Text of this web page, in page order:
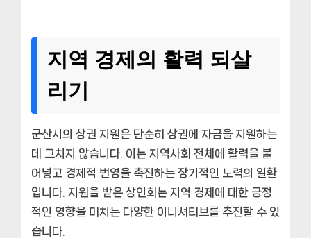
지역 경제의 활력 되살
리기
군산시의 상권 지원은 단순히 상권에 자금을 지원하는
데 그치지 않습니다. 이는 지역사회 전체에 활력을 불
어넣고 경제적 번영을 촉진하는 장기적인 노력의 일환
입니다. 지원을 받은 상인회는 지역 경제에 대한 긍정
적인 영향을 미치는 다양한 이니셔티브를 추진할 수 있
습니다.